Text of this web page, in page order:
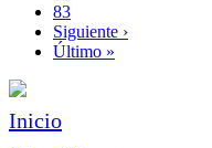
Page
83
Siguiente
página
Siguiente ›
Última
Último »
Inicio